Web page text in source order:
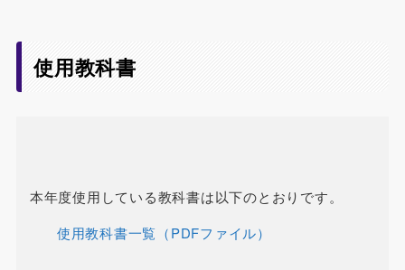
使用教科書
本年度使用している教科書は以下のとおりです。
使用教科書一覧（PDFファイル）